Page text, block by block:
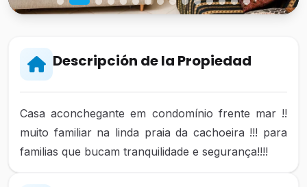
Descripción de la Propiedad
Casa aconchegante em condomínio frente mar !!
muito familiar na linda praia da cachoeira !!! para
familias que bucam tranquilidade e segurança!!!!